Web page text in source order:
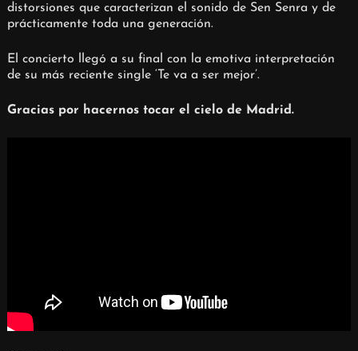
distorsiones que caracterizan el sonido de Sen Senra y de
prácticamente toda una generación.
El concierto llegó a su final con la emotiva interpretación
de su más reciente single ‘Te va a ser mejor’.
Gracias por hacernos tocar el cielo de Madrid.